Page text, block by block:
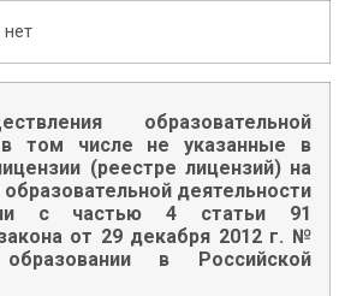
нет
образовательной
в том числе не указанные в
(реестре лицензий) на
деятельности
с частью 4 статьи 91
от 29 декабря 2012 г. №
в Российской